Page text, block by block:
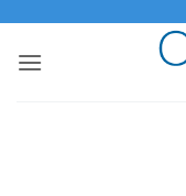
content